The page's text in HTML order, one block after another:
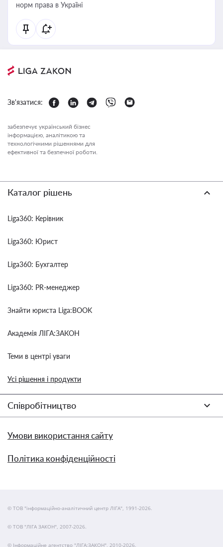
норм права в Україні
Зв'язатися:
забезпечує український бізнес
інформацією, аналітикою та
технологічними рішеннями для
ефективної та безпечної роботи.
Каталог рішень
Liga360: Керівник
Liga360: Юрист
Liga360: Бухгалтер
Liga360: PR-менеджер
Знайти юриста Liga:BOOK
Академія ЛІГА:ЗАКОН
Теми в центрі уваги
Усі рішення і продукти
Співробітництво
Умови використання сайту
Політика конфіденційності
© ТОВ "інформаційно-аналітичний центр ЛІГА", 1991-2026.
© ТОВ "ЛІГА ЗАКОН", 2007-2026.
© Інформаційне агентство "ЛІГА:ЗАКОН", 2010-2026.